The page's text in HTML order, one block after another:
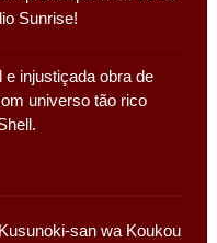
Sunrise!
e injustiçada obra de
universo tão rico
san wa Koukou